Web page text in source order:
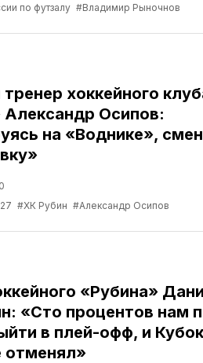
по футзалу #Владимир Рыночнов
хоккейного
Александр Осипов:
на «Воднике»,
#ХК Рубин #Александр Осипов
«Рубина»
«Сто процентов нам
в плей-офф, и Кубок
отменял»